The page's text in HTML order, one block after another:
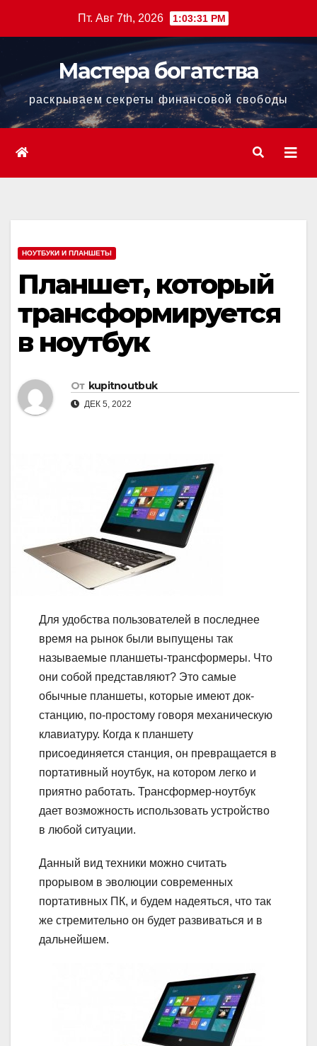
Пт. Авг 7th, 2026 1:03:32 PM
Мастера богатства
раскрываем секреты финансовой свободы
НОУТБУКИ И ПЛАНШЕТЫ
Планшет, который
трансформируется
в ноутбук
От kupitnoutbuk
ДЕК 5, 2022
Для удобства пользователей в последнее
время на рынок были выпущены так
называемые планшеты-трансформеры. Что
они собой представляют? Это самые
обычные планшеты, которые имеют док-
станцию, по-простому говоря механическую
клавиатуру. Когда к планшету
присоединяется станция, он превращается в
портативный ноутбук, на котором легко и
приятно работать. Трансформер-ноутбук
дает возможность использовать устройство
в любой ситуации.
Данный вид техники можно считать
прорывом в эволюции современных
портативных ПК, и будем надеяться, что так
же стремительно он будет развиваться и в
дальнейшем.